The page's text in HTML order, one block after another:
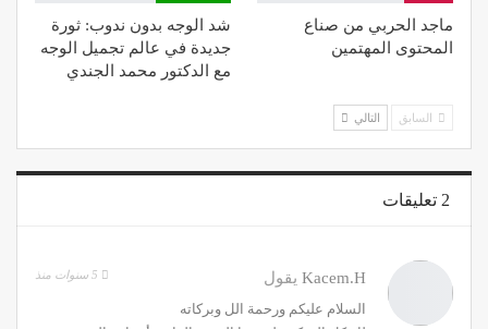
ماجد الحربي من صناع
المحتوى المهتمين
شد الوجه بدون ندوب: ثورة
جديدة في عالم تجميل الوجه
مع الدكتور محمد الجندي
السابق التالي
2 تعليقات
Kacem.H يقول
السلام عليكم ورحمة الل وبركاته